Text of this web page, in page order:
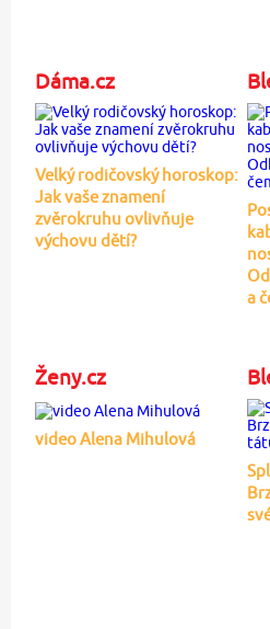
Dáma.cz
Velký rodičovský horoskop:
Jak vaše znamení
zvěrokruhu ovlivňuje
výchovu dětí?
a
Ženy.cz
video Alena Mihulová